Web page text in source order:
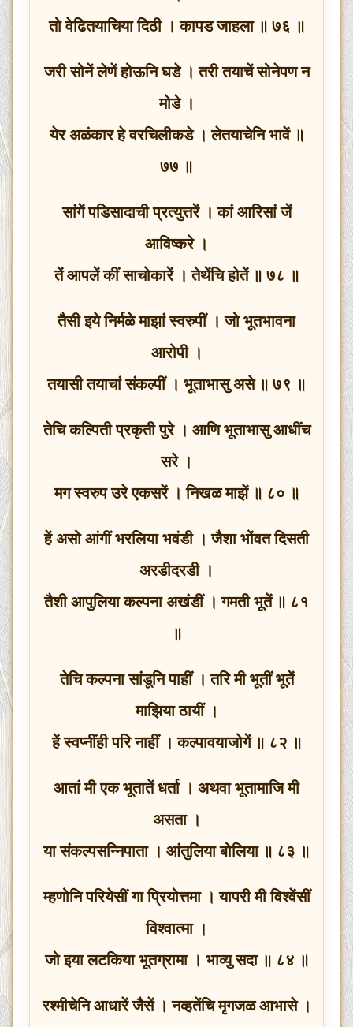
तो वेढितयाचिया दिठी । कापड जाहला ॥ ७६ ॥
जरी सोनें लेणें होऊनि घडे । तरी तयाचें सोनेपण न
मोडे ।
येर अळंकार हे वरचिलीकडे । लेतयाचेनि भावें ॥
७७ ॥
सांगें पडिसादाची प्रत्युत्तरें । कां आरिसां जें
आविष्करे ।
तें आपलें कीं साचोकारें । तेथेंचि होतें ॥ ७८ ॥
तैसी इये निर्मळे माझां स्वरुपीं । जो भूतभावना
आरोपी ।
तयासी तयाचां संकल्पीं । भूताभासु असे ॥ ७९ ॥
तेचि कल्पिती प्रकृती पुरे । आणि भूताभासु आधींच
सरे ।
मग स्वरुप उरे एकसरें । निखळ माझें ॥ ८० ॥
हें असो आंगीं भरलिया भवंडी । जैशा भोंवत दिसती
अरडीदरडी ।
तैशी आपुलिया कल्पना अखंडीं । गमती भूतें ॥ ८१
॥
तेचि कल्पना सांडूनि पाहीं । तरि मी भूतीं भूतें
माझिया ठायीं ।
हें स्वप्नींही परि नाहीं । कल्पावयाजोगें ॥ ८२ ॥
आतां मी एक भूतातें धर्ता । अथवा भूतामाजि मी
असता ।
या संकल्पसन्निपाता । आंतुलिया बोलिया ॥ ८३ ॥
म्हणोनि परियेसीं गा प्रियोत्तमा । यापरी मी विश्वेंसीं
विश्वात्मा ।
जो इया लटकिया भूतग्रामा । भाव्यु सदा ॥ ८४ ॥
रश्मीचेनि आधारें जैसें । नव्हतेंचि मृगजळ आभासे ।